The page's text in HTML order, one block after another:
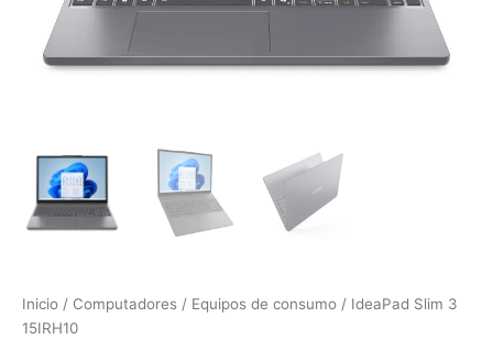
Inicio / Computadores / Equipos de consumo / IdeaPad Slim 3
15IRH10